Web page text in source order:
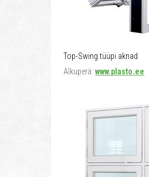
Top-Swing tüüpi aknad
Alkuperä:www.plasto.ee